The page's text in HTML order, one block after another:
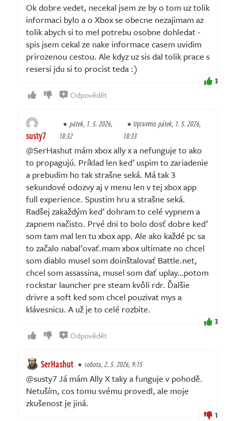
Ok dobre vedet, necekal jsem ze by o tom uz tolik
informaci bylo a o Xbox se obecne nezajimam az
tolik abych si to mel potrebu osobne dohledat -
spis jsem cekal ze nake informace casem uvidim
prirozenou cestou. Ale kdyz uz sis dal tolik prace s
resersi jdu si to procist teda :)
3
Odpovědět
susty7
pátek, 1. 5. 2026,
18:32
Upravenopátek, 1. 5. 2026,
18:33
@SerHashut mám xbox ally x a nefunguje to ako
to propagujú. Príklad len keď uspim to zariadenie
a prebudim ho tak strašne seká. Má tak 3
sekundové odozvy aj v menu len v tej xbox app
full experience. Spustim hru a strašne seká.
Radšej zakaždým keď dohram to celé vypnem a
zapnem načisto. Prvé dni to bolo dosť dobre keď
som tam mal len tu xbox app. Ale ako každé pc sa
to začalo nabaľovať.mam xbox ultimate no chcel
som diablo musel som doinštalovať Battle.net,
chcel som assassina, musel som dať uplay…potom
rockstar launcher pre steam kvôli rdr. Ďalšie
drivre a soft ked som chcel pouzivat mys a
klávesnicu. A už je to celé rozbite.
3
Odpovědět
SerHashut sobota, 2. 5. 2026, 9:15
@susty7 Já mám Ally X taky a funguje v pohodě.
Netuším, cos tomu svému provedl, ale moje
zkušenost je jiná.
1